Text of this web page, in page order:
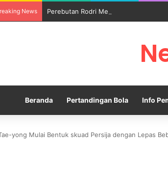
News Perebutan Rodri Memanas Saat
Beranda Pertandingan Bola Info
yong Mulai Bentuk skuad Persija dengan Lepas